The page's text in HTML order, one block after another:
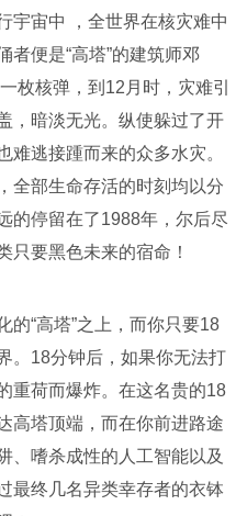
宇宙中 ，全世界在核灾难中
者便是“高塔”的建筑师邓
枚核弹，到12月时，灾难引
，暗淡无光。纵使躲过了开
难逃接踵而来的众多水灾。
全部生命存活的时刻均以分
的停留在了1988年，尔后尽
只要黑色未来的宿命！
的“高塔”之上，而你只要18
。18分钟后，如果你无法打
重荷而爆炸。在这名贵的18
高塔顶端，而在你前进路途
、嗜杀成性的人工智能以及
最终几名异类幸存者的衣钵